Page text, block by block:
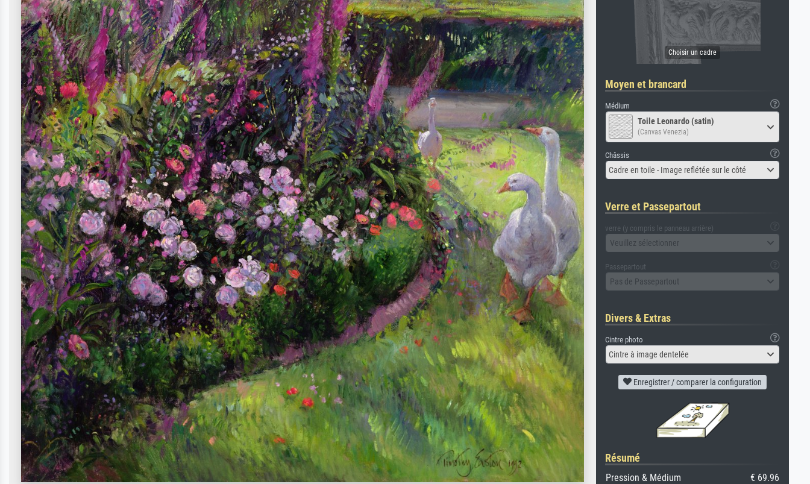
Moyen et brancard
Médium
Toile Leonardo (satin)
(Canvas Venezia)
Châssis
Cadre en toile - Image reflétée sur le côté
Verre et Passepartout
verre (y compris le panneau arrière)
Veuillez sélectionner
Passepartout
Pas de Passepartout
Divers & Extras
Cintre photo
Cintre à image dentelée
Enregistrer / comparer la configuration
Résumé
Pression & Médium
€ 69.96